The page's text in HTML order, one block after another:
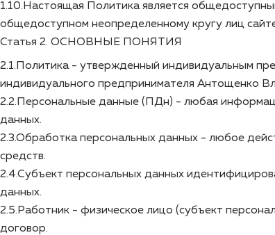
1.10.Настоящая Политика является
общедоступном неопределенному кругу лиц
Статья 2. ОСНОВНЫЕ ПОНЯТИЯ
2.1.Политика - утвержденный индивидуальным
индивидуального предпринимателя Антощенко
2.2.Персональные данные (ПДн) - любая
данных.
2.3.Обработка персональных данных - любое
средств.
2.4.Субъект персональных данных
данных.
2.5.Работник - физическое лицо (субъект
договор.